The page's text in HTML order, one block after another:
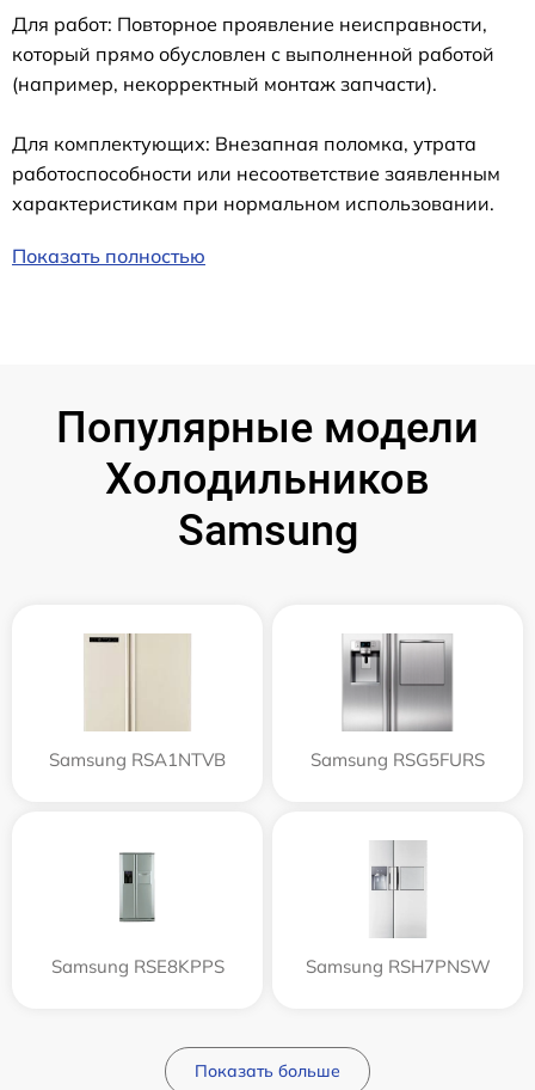
Для работ: Повторное проявление неисправности,
который прямо обусловлен с выполненной работой
(например, некорректный монтаж запчасти).
Для комплектующих: Внезапная поломка, утрата
работоспособности или несоответствие заявленным
характеристикам при нормальном использовании.
Показать полностью
Популярные модели
Холодильников
Samsung
Samsung RSA1NTVB Samsung RSG5FURS
Samsung RSE8KPPS Samsung RSH7PNSW
Показать больше